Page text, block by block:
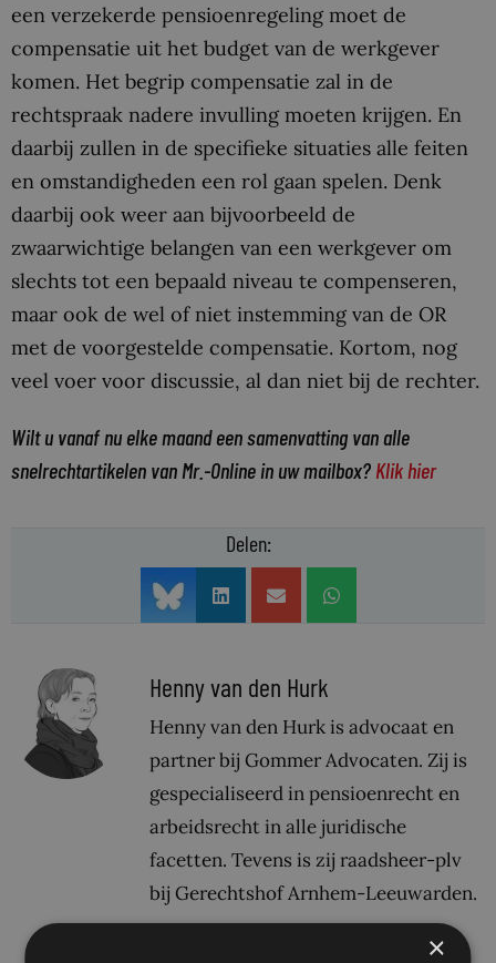
een verzekerde pensioenregeling moet de
compensatie uit het budget van de werkgever
komen. Het begrip compensatie zal in de
rechtspraak nadere invulling moeten krijgen. En
daarbij zullen in de specifieke situaties alle feiten
en omstandigheden een rol gaan spelen. Denk
daarbij ook weer aan bijvoorbeeld de
zwaarwichtige belangen van een werkgever om
slechts tot een bepaald niveau te compenseren,
maar ook de wel of niet instemming van de OR
met de voorgestelde compensatie. Kortom, nog
veel voer voor discussie, al dan niet bij de rechter.
Wilt u vanaf nu elke maand een samenvatting van alle
snelrechtartikelen van Mr.-Online in uw mailbox? Klik hier
Delen:
Henny van den Hurk
Henny van den Hurk is advocaat en
partner bij Gommer Advocaten. Zij is
gespecialiseerd in pensioenrecht en
arbeidsrecht in alle juridische
facetten. Tevens is zij raadsheer-plv
bij Gerechtshof Arnhem-Leeuwarden.
×